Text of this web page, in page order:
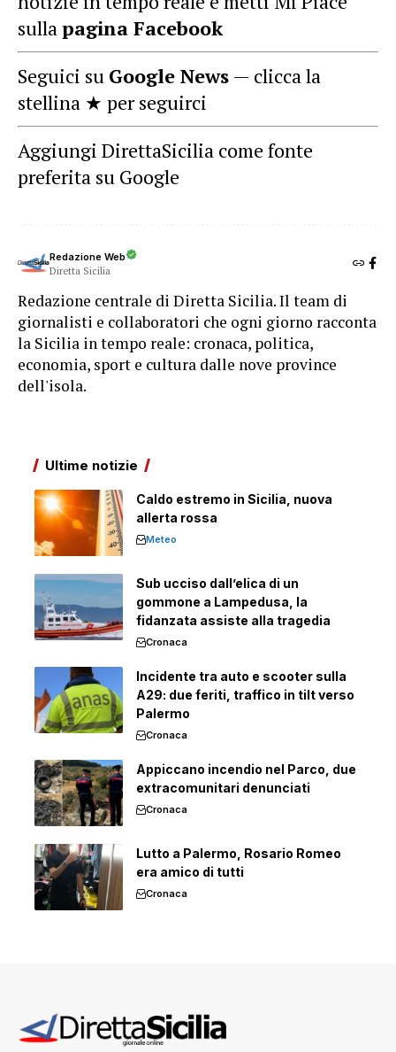
sullapagina Facebook
Seguici su Google News — clicca la
stellina ★ per seguirci
Aggiungi DirettaSicilia come fonte
preferita su Google
Redazione Web
Diretta Sicilia
Redazione centrale di Diretta Sicilia. Il team di
giornalisti e collaboratori che ogni giorno racconta
la Sicilia in tempo reale: cronaca, politica,
economia, sport e cultura dalle nove province
dell'isola.
Ultime notizie
Caldo estremo in Sicilia, nuova
allerta rossa
Meteo
Sub ucciso dall’elica di un
gommone a Lampedusa, la
fidanzata assiste alla tragedia
Cronaca
Incidente tra auto e scooter sulla
A29: due feriti, traffico in tilt verso
Palermo
Cronaca
Appiccano incendio nel Parco, due
extracomunitari denunciati
Cronaca
Lutto a Palermo, Rosario Romeo
era amico di tutti
Cronaca